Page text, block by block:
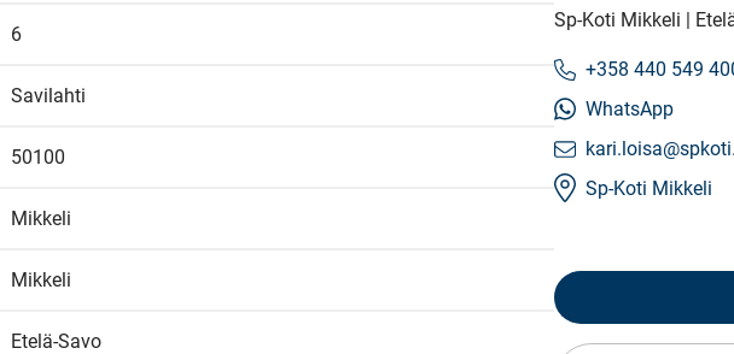
6
Savilahti
50100
Mikkeli
Mikkeli
Etelä-Savo
Sp-Koti Mikkeli |
+358 440 549
WhatsApp
Sp-Koti Mikkeli